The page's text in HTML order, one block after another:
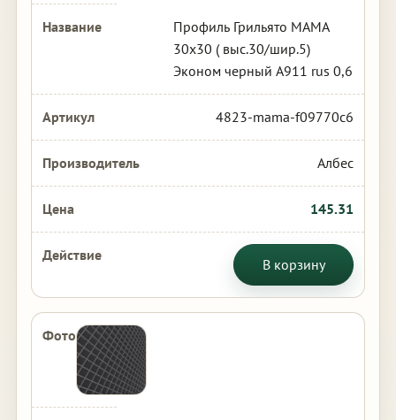
Профиль Грильято МАМА
30х30 ( выс.30/шир.5)
Эконом черный А911 rus 0,6
4823-mama-f09770c6
Албес
145.31
В корзину